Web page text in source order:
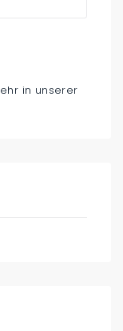
in unserer